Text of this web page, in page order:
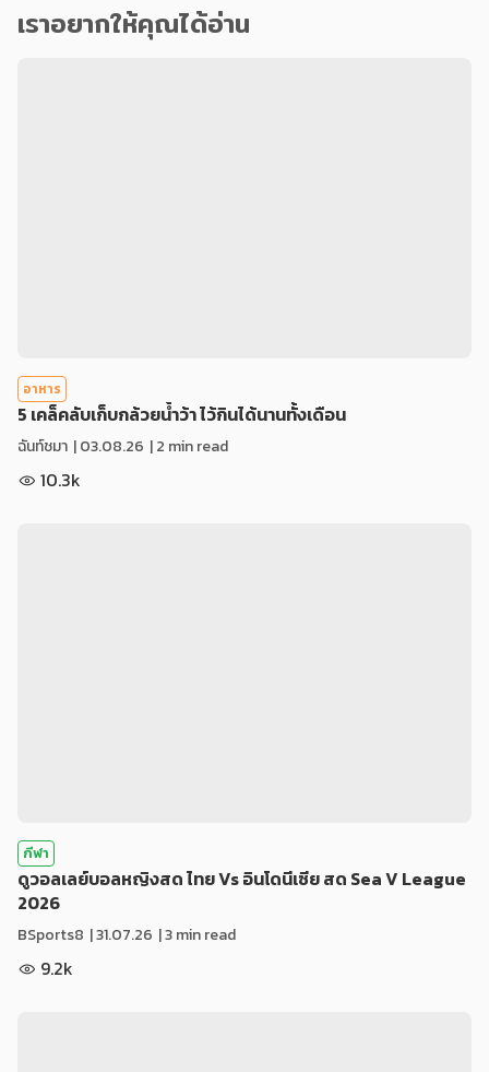
เราอยากให้คุณได้อ่าน
อาหาร
5 เคล็คลับเก็บกล้วยน้ำว้า ไว้กินได้นานทั้งเดือน
ฉันท์ชมา |03.08.26 | 2 min read
10.3k
กีฬา
ดูวอลเลย์บอลหญิงสด ไทย Vs อินโดนีเซีย สด Sea V League
2026
BSports8 |31.07.26 | 3 min read
9.2k